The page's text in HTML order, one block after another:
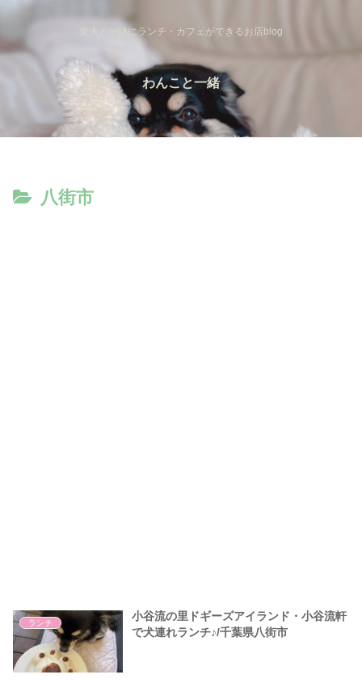
愛犬と一緒にランチ・カフェができるお店blog
わんこと一緒
八街市
ランチ
小谷流の里ドギーズアイランド・小谷流軒
で犬連れランチ♪/千葉県八街市